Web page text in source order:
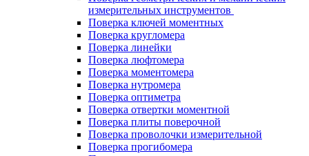
измерительных инструментов
Поверка ключей моментных
Поверка кругломера
Поверка линейки
Поверка люфтомера
Поверка моментомера
Поверка нутромера
Поверка оптиметра
Поверка отвертки моментной
Поверка плиты поверочной
Поверка проволочки измерительной
Поверка прогибомера